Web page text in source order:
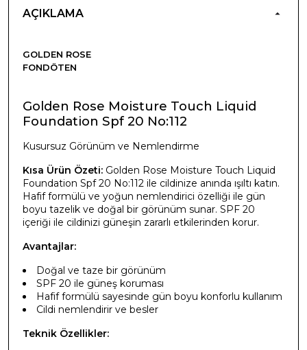
AÇIKLAMA
GOLDEN ROSE
FONDÖTEN
Golden Rose Moisture Touch Liquid
Foundation Spf 20 No:112
Kusursuz Görünüm ve Nemlendirme
Kısa Ürün Özeti: Golden Rose Moisture Touch Liquid
Foundation Spf 20 No:112 ile cildinize anında ışıltı katın.
Hafif formülü ve yoğun nemlendirici özelliği ile gün
boyu tazelik ve doğal bir görünüm sunar. SPF 20
içeriği ile cildinizi güneşin zararlı etkilerinden korur.
Avantajlar:
Doğal ve taze bir görünüm
SPF 20 ile güneş koruması
Hafif formülü sayesinde gün boyu konforlu kullanım
Cildi nemlendirir ve besler
Teknik Özellikler: